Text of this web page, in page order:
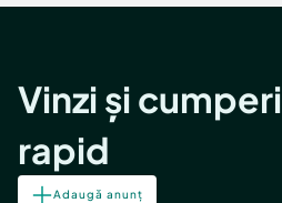
Vinzi și
rapid
Adaugă anunț